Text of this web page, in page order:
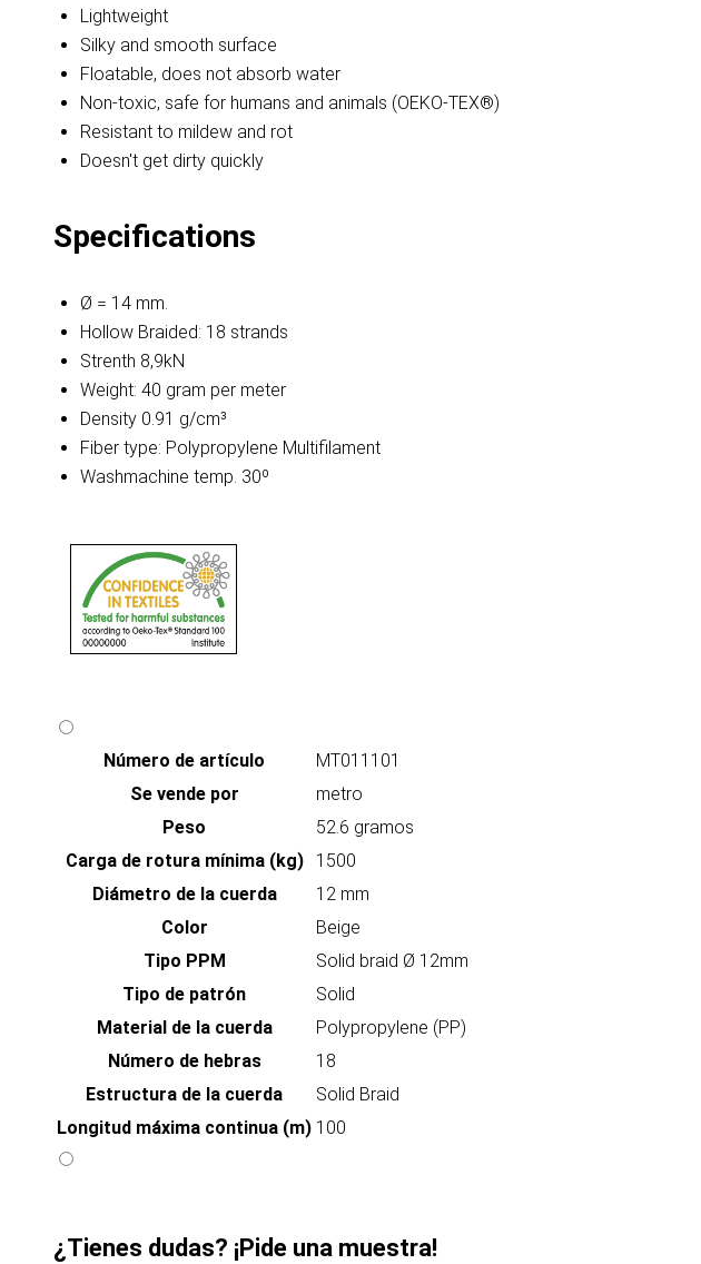
Lightweight
Silky and smooth surface
Floatable, does not absorb water
Non-toxic, safe for humans and animals (OEKO-TEX®)
Resistant to mildew and rot
Doesn't get dirty quickly
Specifications
Ø = 14 mm.
Hollow Braided: 18 strands
Strenth 8,9kN
Weight: 40 gram per meter
Density 0.91 g/cm³
Fiber type: Polypropylene Multifilament
Washmachine temp. 30º
Número de artículo
MT011101
Se vende por
metro
Peso
52.6 gramos
Carga de rotura mínima (kg)
1500
Diámetro de la cuerda
12 mm
Color
Beige
Tipo PPM
Solid braid Ø 12mm
Tipo de patrón
Solid
Material de la cuerda
Polypropylene (PP)
Número de hebras
18
Estructura de la cuerda
Solid Braid
Longitud máxima continua (m) 100
¿Tienes dudas? ¡Pide una muestra!